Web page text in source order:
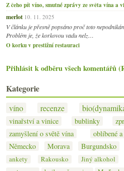
Z čeho pít víno, smutné zprávy ze světa vína a
merlot 10. 11. 2025
V článku je přesně popsáno proč toto
Problém je, že korkovou vadu nelz…
O korku v prestižní restauraci
Přihlásit k odběru všech komentářů
Kategorie
víno recenze
vinařství a vinice
bublinky
zamyšlení o světě vína
oblíbené
Německo
Morava Burgundsko
ankety
Rakousko Jiný alkohol